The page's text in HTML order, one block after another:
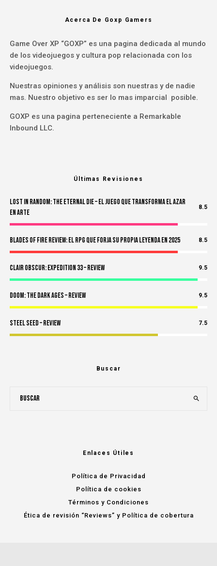
Acerca De Goxp Gamers
Game Over XP “GOXP” es una pagina dedicada al mundo
de los videojuegos y cultura pop relacionada con los
videojuegos.
Nuestras opiniones y análisis son nuestras y de nadie
mas. Nuestro objetivo es ser lo mas imparcial posible.
GOXP es una pagina perteneciente a Remarkable
Inbound LLC.
Últimas Revisiones
Lost in Random: The Eternal Die – El Juego Que Transforma el Azar
en Arte
8.5
Blades of Fire Review: El RPG Que Forja Su Propia Leyenda en 2025 8.5
Clair Obscur: Expedition 33 – Review 9.5
Doom: The Dark Ages – Review 9.5
Steel Seed – Review 7.5
Buscar
Enlaces Útiles
Política de Privacidad
Política de cookies
Términos y Condiciones
Ética de revisión “Reviews” y Política de cobertura